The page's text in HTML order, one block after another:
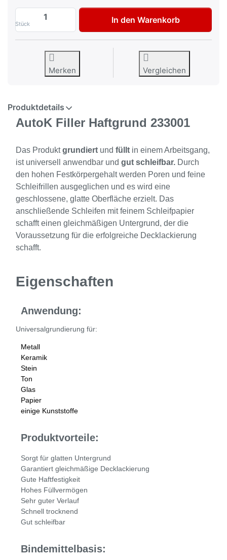
Stück
AutoK Füller Haftgrund 400ml zu 8,95 €,
In den Warenkorb
Merken Vergleichen
Produktdetails
AutoK Filler Haftgrund 233001
Das Produktgrundiert und füllt in einem Arbeitsgang,
ist universell anwendbar und gut schleifbar. Durch
den hohen Festkörpergehalt werden Poren und feine
Schleifrillen ausgeglichen und es wird eine
geschlossene, glatte Oberfläche erzielt. Das
anschließende Schleifen mit feinem Schleifpapier
schafft einen gleich­mäßigen Untergrund, der die
Voraussetzung für die erfolgreiche Decklackierung
schafft.
Eigenschaften
Anwendung:
Universalgrundierung für:
Metall
Keramik
Stein
Ton
Glas
Papier
einige Kunststoffe
Produktvorteile:
Sorgt für glatten Untergrund
Garantiert gleichmäßige Decklackierung
Gute Haftfestigkeit
Hohes Füllvermögen
Sehr guter Verlauf
Schnell trocknend
Gut schleifbar
Bindemittelbasis: